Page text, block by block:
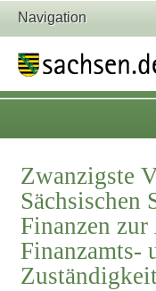
Navigation
Zwanzigste
Sächsischen
Finanzen
Finanzamts-